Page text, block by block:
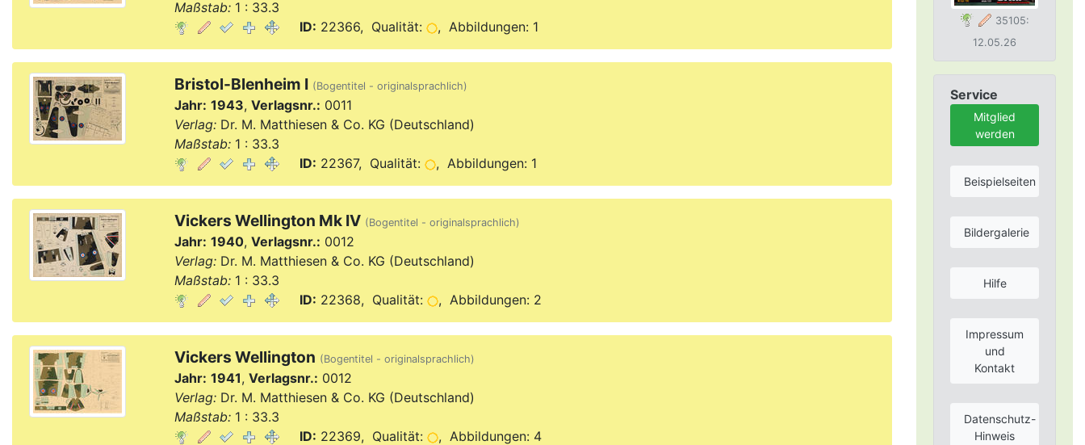
35105:
12.05.26
Service
Mitglied
werden
Beispielseiten
Bildergalerie
Hilfe
Impressum
und
Kontakt
Datenschutz-
Hinweis
Maßstab:1 : 33.3
ID: 22366, Qualität: , Abbildungen: 1
Bristol-Blenheim I (Bogentitel - originalsprachlich)
Jahr: 1943, Verlagsnr.: 0011
Verlag:Dr. M. Matthiesen & Co. KG (Deutschland)
Maßstab:1 : 33.3
ID: 22367, Qualität: , Abbildungen: 1
Vickers Wellington Mk IV (Bogentitel - originalsprachlich)
Jahr: 1940, Verlagsnr.: 0012
Verlag:Dr. M. Matthiesen & Co. KG (Deutschland)
Maßstab:1 : 33.3
ID: 22368, Qualität: , Abbildungen: 2
Vickers Wellington (Bogentitel - originalsprachlich)
Jahr: 1941, Verlagsnr.: 0012
Verlag:Dr. M. Matthiesen & Co. KG (Deutschland)
Maßstab:1 : 33.3
ID: 22369, Qualität: , Abbildungen: 4